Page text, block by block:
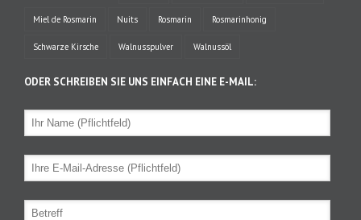
Miel de Rosmarin Nuits Rosmarin Rosmarinhonig
Schwarze Kirsche Walnusspulver Walnussöl
ODER SCHREIBEN SIE UNS EINFACH EINE E-MAIL: